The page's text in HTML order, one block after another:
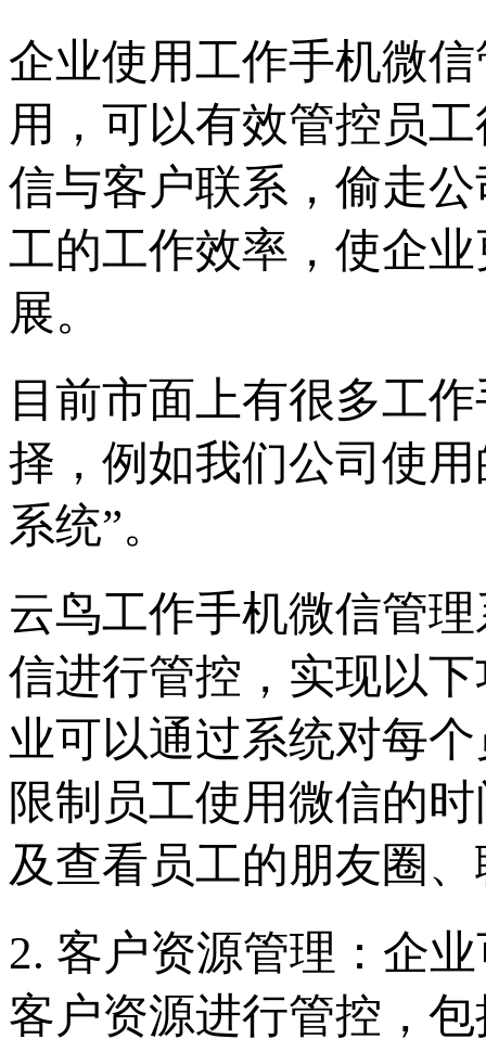
企业使用工作手机微
用，可以有效管控员
信与客户联系，偷走
工的工作效率，使企
展。
目前市面上有很多工
择，例如我们公司使
系统”。
云鸟工作手机微信管
信进行管控，实现以
业可以通过系统对每
限制员工使用微信的
及查看员工的朋友圈
2. 客户资源管理：企
客户资源进行管控，